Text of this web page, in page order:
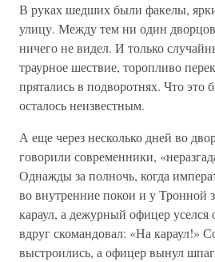
В руках шедших были факелы,
улицу. Между тем ни один
ничего не видел. И только
траурное шествие, торопливо
прятались в подворотнях. Что это
осталось неизвестным.
А еще через несколько дней во
говорили современники,
Однажды за полночь, когда
во внутренние покои и у Тронной
караул, а дежурный офицер уселся
вдруг скомандовал: «На караул!»
выстроились, а офицер вынул